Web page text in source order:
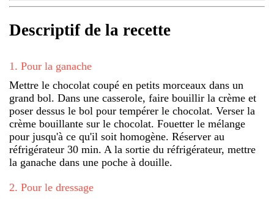
Descriptif de la recette
1 . Pour la ganache
Mettre le chocolat coupé en petits morceaux dans un
grand bol. Dans une casserole, faire bouillir la crème et
poser dessus le bol pour tempérer le chocolat. Verser la
crème bouillante sur le chocolat. Fouetter le mélange
pour jusqu'à ce qu'il soit homogène. Réserver au
réfrigérateur 30 min. A la sortie du réfrigérateur, mettre
la ganache dans une poche à douille.
2. Pour le dressage